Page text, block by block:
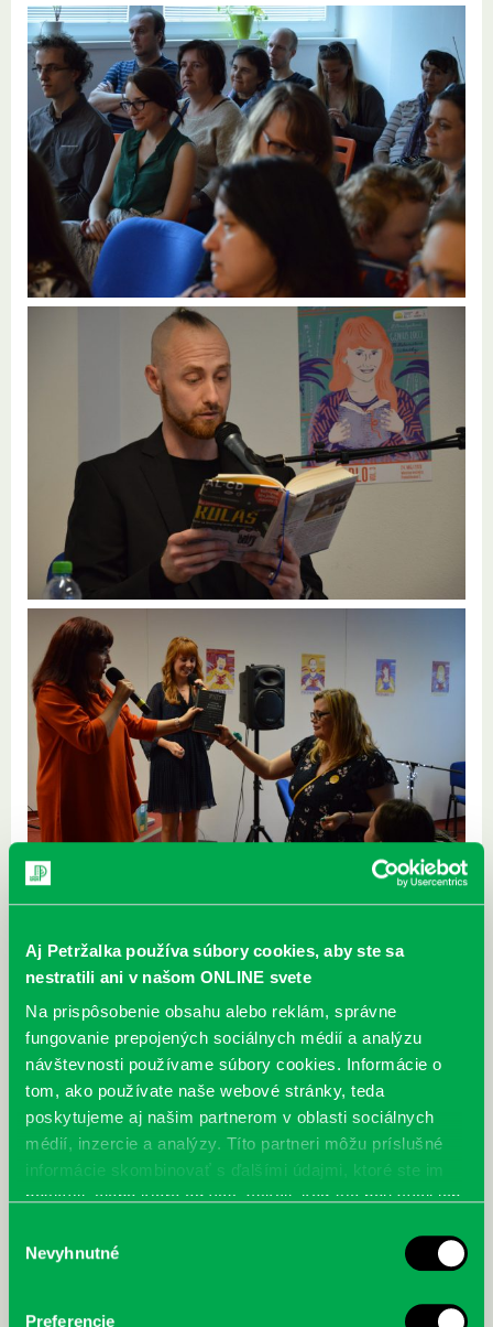
Aj Petržalka používa súbory cookies, aby ste sa
nestratili ani v našom ONLINE svete
Na prispôsobenie obsahu alebo reklám, správne
fungovanie prepojených sociálnych médií a analýzu
návštevnosti používame súbory cookies. Informácie o
tom, ako používate naše webové stránky, teda
poskytujeme aj našim partnerom v oblasti sociálnych
médií, inzercie a analýzy. Títo partneri môžu príslušné
informácie skombinovať s ďalšími údajmi, ktoré ste im
poskytli, alebo ktoré od vás získali, keď ste používali ich
súhlasu
Nevyhnutné
Preferencie